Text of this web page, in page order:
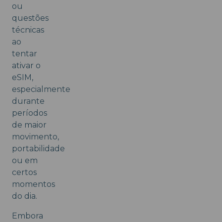
ou
questões
técnicas
ao
tentar
ativar o
eSIM,
especialmente
durante
períodos
de maior
movimento,
portabilidade
ou em
certos
momentos
do dia.
Embora